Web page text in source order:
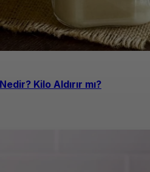
Kilo Aldırır mı?